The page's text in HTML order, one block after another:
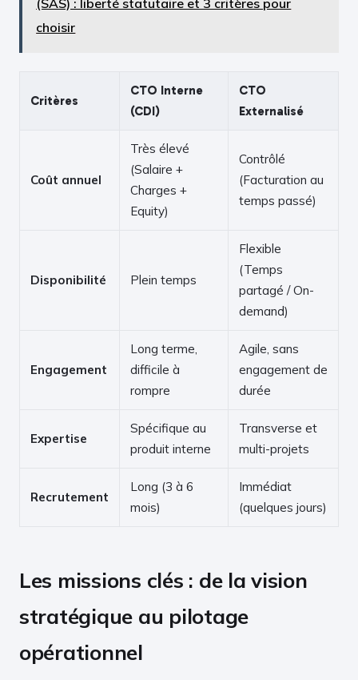
choisir
Critères
CTO Interne
(CDI)
CTO
Externalisé
Coût annuel
Très élevé
(Salaire +
Charges +
Equity)
Contrôlé
(Facturation au
temps passé)
Disponibilité Plein temps
Flexible
(Temps
partagé / On-
demand)
Engagement
Long terme,
difficile à
rompre
Agile, sans
engagement de
durée
Expertise
Spécifique au
produit interne
Transverse et
multi-projets
Recrutement
Long (3 à 6
mois)
Immédiat
(quelques jours)
Les missions clés : de la vision
stratégique au pilotage
opérationnel